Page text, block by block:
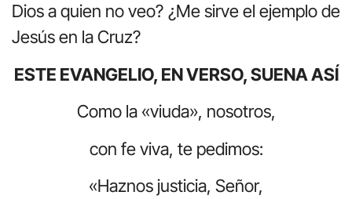
Dios a quien no veo? ¿Me sirve el ejemplo de
Jesús en la Cruz?
ESTE EVANGELIO, EN VERSO, SUENA ASÍ
Como la «viuda», nosotros,
con fe viva, te pedimos:
«Haznos justicia, Señor,